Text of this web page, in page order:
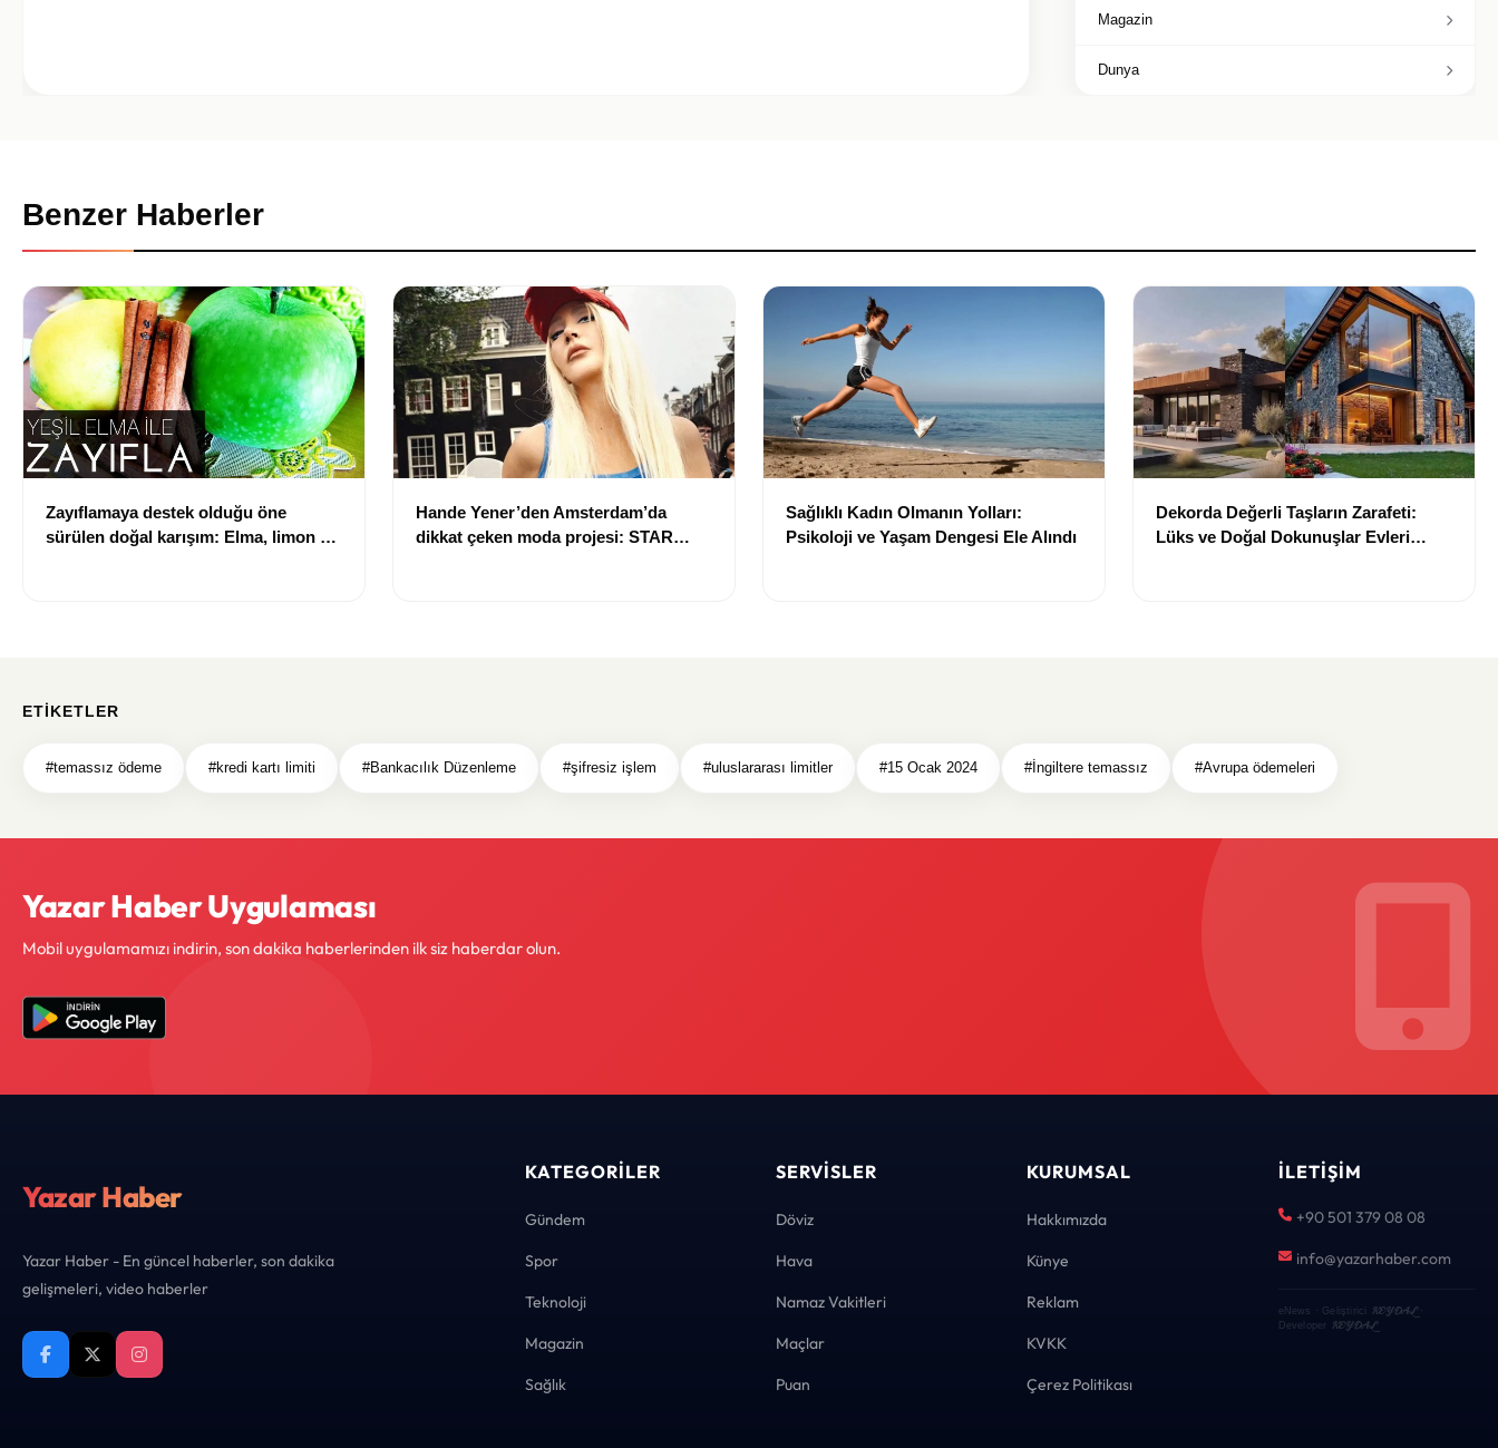
Magazin
Dunya
Benzer Haberler
Zayıflamaya destek olduğu öne
sürülen doğal karışım: Elma, limon ve
Hande Yener’den Amsterdam’da
dikkat çeken moda projesi: STAR
Sağlıklı Kadın Olmanın Yolları:
Psikoloji ve Yaşam Dengesi Ele Alındı
Dekorda Değerli Taşların Zarafeti:
Lüks ve Doğal Dokunuşlar Evleri
ETIKETLER
#temassız ödeme #kredi kartı limiti #Bankacılık Düzenleme #şifresiz işlem #uluslararası limitler #15 Ocak 2024 #İngiltere temassız #Avrupa ödemeleri
Yazar Haber Uygulaması
Mobil uygulamamızı indirin, son dakika haberlerinden ilk siz haberdar olun.
Yazar Haber
Yazar Haber - En güncel haberler, son dakika
gelişmeleri, video haberler
KATEGORILER
Gündem
Spor
Teknoloji
Magazin
Sağlık
SERVISLER
Döviz
Hava
Namaz Vakitleri
Maçlar
Puan
KURUMSAL
Hakkımızda
Künye
Reklam
KVKK
Çerez Politikası
İLETIŞIM
+90 501 379 08 08
info@yazarhaber.com
eNews · Geliştirici KEYDAL·
Developer KEYDAL